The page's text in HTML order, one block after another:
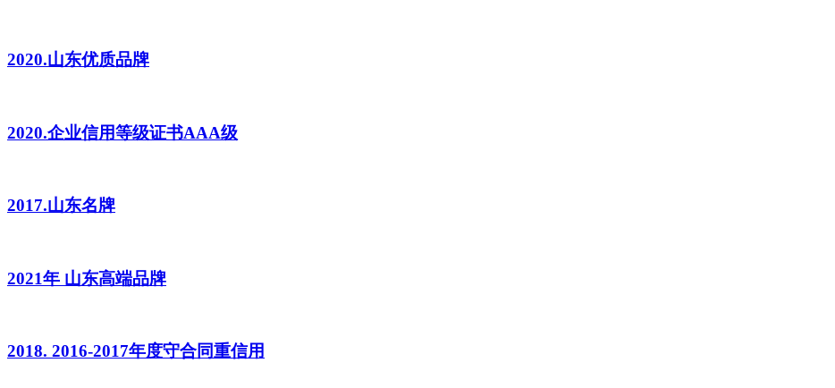
2020.山东优质品牌
2020.企业信用等级证书AAA级
2017.山东名牌
2021年 山东高端品牌
2018. 2016-2017年度守合同重信用